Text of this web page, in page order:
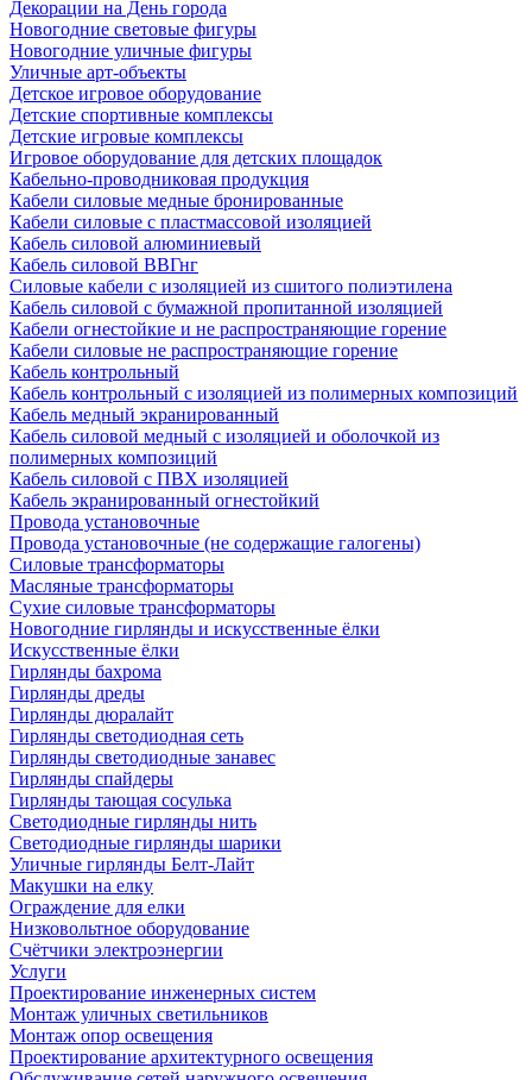
Декорации на День города
Новогодние световые фигуры
Новогодние уличные фигуры
Уличные арт-объекты
Детское игровое оборудование
Детские спортивные комплексы
Детские игровые комплексы
Игровое оборудование для детских площадок
Кабельно-проводниковая продукция
Кабели силовые медные бронированные
Кабели силовые с пластмассовой изоляцией
Кабель силовой алюминиевый
Кабель силовой ВВГнг
Силовые кабели с изоляцией из сшитого полиэтилена
Кабель силовой с бумажной пропитанной изоляцией
Кабели огнестойкие и не распространяющие горение
Кабели силовые не распространяющие горение
Кабель контрольный
Кабель контрольный с изоляцией из полимерных композиций
Кабель медный экранированный
Кабель силовой медный с изоляцией и оболочкой из
полимерных композиций
Кабель силовой с ПВХ изоляцией
Кабель экранированный огнестойкий
Провода установочные
Провода установочные (не содержащие галогены)
Силовые трансформаторы
Масляные трансформаторы
Сухие силовые трансформаторы
Новогодние гирлянды и искусственные ёлки
Искусственные ёлки
Гирлянды бахрома
Гирлянды дреды
Гирлянды дюралайт
Гирлянды светодиодная сеть
Гирлянды светодиодные занавес
Гирлянды спайдеры
Гирлянды тающая сосулька
Светодиодные гирлянды нить
Светодиодные гирлянды шарики
Уличные гирлянды Белт-Лайт
Макушки на елку
Ограждение для елки
Низковольтное оборудование
Счётчики электроэнергии
Услуги
Проектирование инженерных систем
Монтаж уличных светильников
Монтаж опор освещения
Проектирование архитектурного освещения